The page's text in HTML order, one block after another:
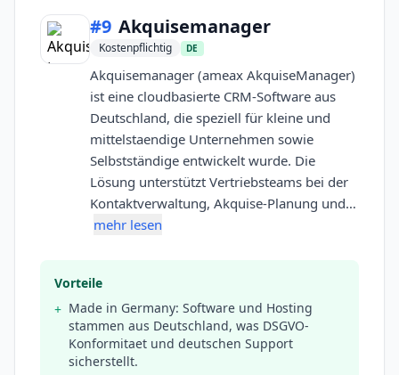
#9 Akquisemanager
Kostenpflichtig DE
Akquisemanager (ameax AkquiseManager)
ist eine cloudbasierte CRM-Software aus
Deutschland, die speziell für kleine und
mittelstaendige Unternehmen sowie
Selbstständige entwickelt wurde. Die
Lösung unterstützt Vertriebsteams bei der
Kontaktverwaltung, Akquise-Planung und…
mehr lesen
Vorteile
+ Made in Germany: Software und Hosting
stammen aus Deutschland, was DSGVO-
Konformitaet und deutschen Support
sicherstellt.